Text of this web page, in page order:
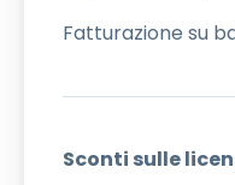
Fatturazione su
Sconti sulle